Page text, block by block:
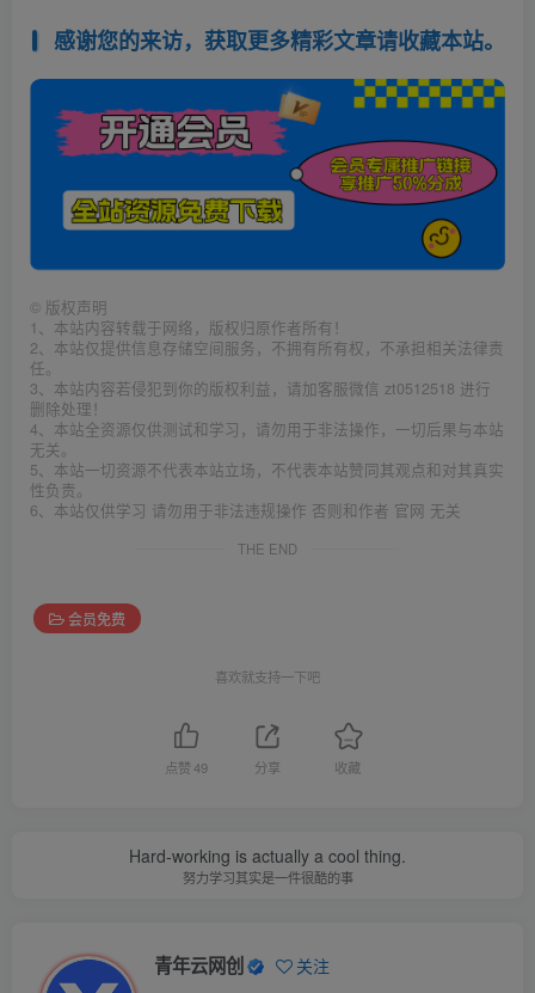
感谢您的来访，获取更多精彩文章请收藏本站。
© 版权声明
1、本站内容转载于网络，版权归原作者所有！
2、本站仅提供信息存储空间服务，不拥有所有权，不承担相关法律责
任。
3、本站内容若侵犯到你的版权利益，请加客服微信 zt0512518 进行
删除处理！
4、本站全资源仅供测试和学习，请勿用于非法操作，一切后果与本站
无关。
5、本站一切资源不代表本站立场，不代表本站赞同其观点和对其真实
性负责。
6、本站仅供学习 请勿用于非法违规操作 否则和作者 官网 无关
THE END
会员免费
喜欢就支持一下吧
点赞49 分享 收藏
Hard-working is actually a cool thing.
努力学习其实是一件很酷的事
青年云网创 关注